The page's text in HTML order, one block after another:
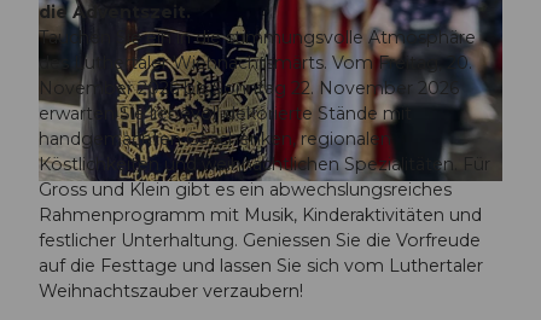
© Guidle.com
© Guidle.com
die Adventszeit.
Tauchen Sie ein in die stimmungsvolle Atmosphäre
des Luthertaler Wiehnachtsmärts. Vom Freitag, 20.
November 2026 bis Sonntag 22. November 2026
erwarten Sie liebevoll dekorierte Stände mit
handgemachten Geschenken, regionalen
Köstlichkeiten und weihnachtlichen Spezialitäten. Für
Gross und Klein gibt es ein abwechslungsreiches
Rahmenprogramm mit Musik, Kinderaktivitäten und
festlicher Unterhaltung. Geniessen Sie die Vorfreude
auf die Festtage und lassen Sie sich vom Luthertaler
Weihnachtszauber verzaubern!